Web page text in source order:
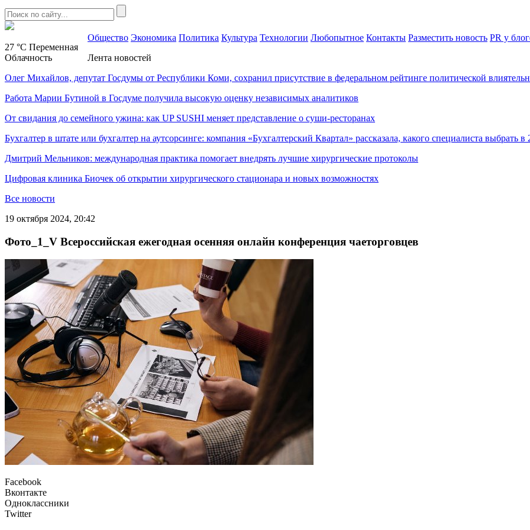
27 °C Переменная
Облачность
Общество Экономика Политика Культура Технологии Любопытное Контакты Разместить новость PR у
Лента новостей
Олег Михайлов, депутат Госдумы от Республики Коми, сохранил присутствие в федеральном рейтинге политической
Работа Марии Бутиной в Госдуме получила высокую оценку независимых аналитиков
От свидания до семейного ужина: как UP SUSHI меняет представление о суши-ресторанах
Бухгалтер в штате или бухгалтер на аутсорсинге: компания «Бухгалтерский Квартал» рассказала, какого специалиста выбрать в
Дмитрий Мельников: международная практика помогает внедрять лучшие хирургические протоколы
Цифровая клиника Биочек об открытии хирургического стационара и новых возможностях
Все новости
19 октября 2024, 20:42
Фото_1_V Всероссийская ежегодная осенняя онлайн конференция чаеторговцев
Facebook
Вконтакте
Одноклассники
Twitter